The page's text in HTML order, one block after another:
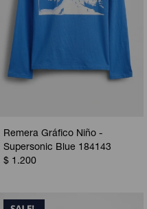
Remera Gráfico Niño -
Supersonic Blue 184143
$ 1.200